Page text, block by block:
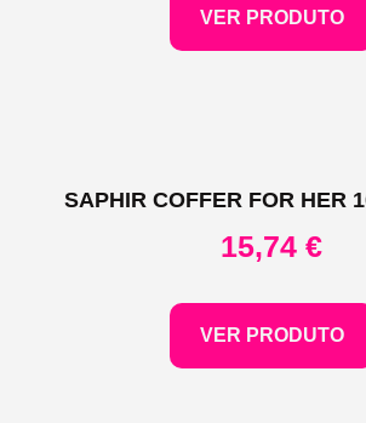
VER PRODUTO
SAPHIR COFFER FOR HER
15,74 €
VER PRODUTO